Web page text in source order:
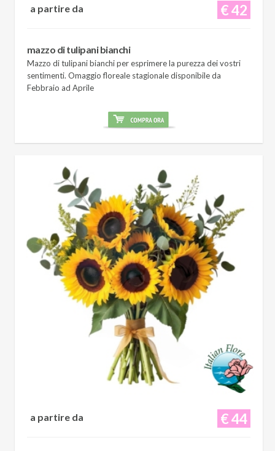
€ 42
a partire da
mazzo di tulipani bianchi
Mazzo di tulipani bianchi per esprimere la purezza dei vostri
sentimenti. Omaggio floreale stagionale disponibile da
Febbraio ad Aprile
€ 44
a partire da